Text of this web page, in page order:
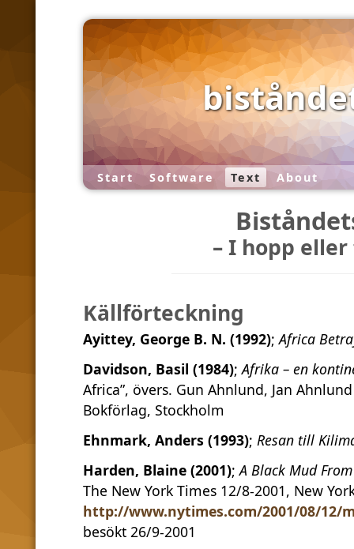
Start Software Text About
– I hopp
Källförteckning
Ayittey, George B. N. (1992);Africa
Davidson, Basil (1984);Afrika – en
Africa”, övers. Gun Ahnlund, Jan
Bokförlag, Stockholm
Ehnmark, Anders (1993); Resan till
Harden, Blaine (2001);A Black Mud
The New York Times 12/8-2001, New
http://www.nytimes.com/2001/08/12/
besökt 26/9-2001